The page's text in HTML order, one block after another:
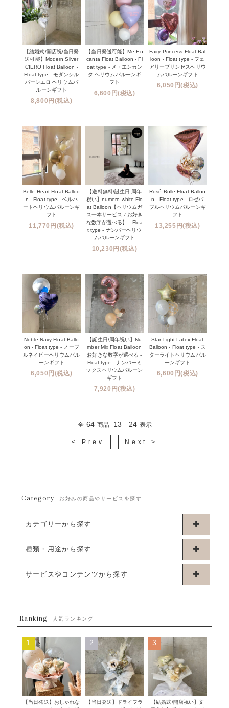
【結婚式/開店祝/当日発
送可能】Modern Silver
CIERO Float Balloon -
Float type - モダンシル
バーシエロ ヘリウムバ
ルーンギフト
8,800円(税込)
【当日発送可能】Me En
canta Float Balloon - Fl
oat type - メ・エンカン
タ ヘリウムバルーンギ
フト
6,600円(税込)
Fairy Princess Float Bal
loon - Float type - フェ
アリープリンセスヘリウ
ムバルーンギフト
6,050円(税込)
Belle Heart Float Balloo
n - Float type - ベルハ
ートヘリウムバルーンギ
フト
11,770円(税込)
【送料無料/誕生日 周年
祝い】numero white Flo
at Balloon【ヘリウムガ
ス一本サービス / お好き
な数字が選べる】 - Floa
t type - ナンバーヘリウ
ムバルーンギフト
10,230円(税込)
Rosé Bulle Float Balloo
n - Float type - ロゼバ
ブルヘリウムバルーンギ
フト
13,255円(税込)
Noble Navy Float Ballo
on - Float type - ノーブ
ルネイビーヘリウムバル
ーンギフト
6,050円(税込)
【誕生日/周年祝い】Nu
mber Mix Float Balloon
お好きな数字が選べる -
Float type - ナンバーミ
ックスヘリウムバルーン
ギフト
7,920円(税込)
Star Light Latex Float
Balloon - Float type - ス
ターライトヘリウムバル
ーンギフト
6,600円(税込)
全 64 商品 13 - 24 表示
< Prev Next >
Category お好みの商品やサービスを探す
カテゴリーから探す
卓上タイプバルーン
ブーケタイプバルーン
ムーンリットバルーン
コンフェッティバルーン
フリンジバルーン
デコレーションセット
種類・用途から探す
お誕生日
開店・周年祝い
発表会・劇場
その他お祝い
サービスやコンテンツから探す
発送について
Q&A
メッセージカード・電報について
オーダーメイドについて
セミオーダーについて
Ranking 人気ランキング
1
【当日発送】おしゃれな
2
【当日発送】ドライフラ
3
【結婚式/開店祝い】文